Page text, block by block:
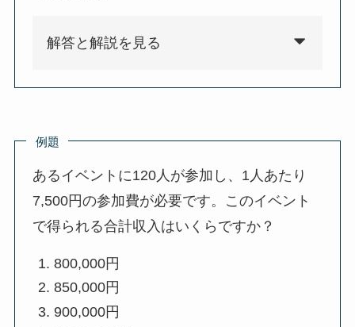
解答と解説を見る
例題
あるイベントに120人が参加し、1人あたり
7,500円の参加費が必要です。このイベント
で得られる合計収入はいくらですか？
800,000円
850,000円
900,000円